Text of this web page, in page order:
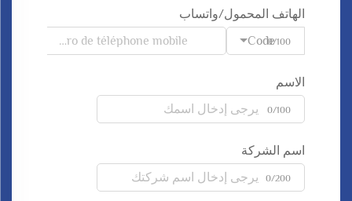
الهاتف المحمول/واتساب
Code0/100
الاسم
0/100
اسم الشركة
0/200